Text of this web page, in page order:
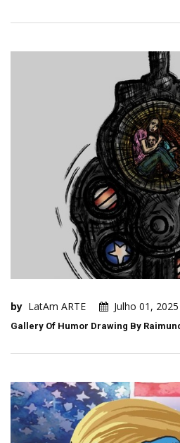
by LatAm ARTE Julho 01, 2025
Gallery Of Humor Drawing By